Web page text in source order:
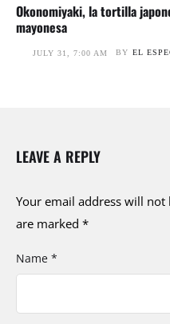
Okonomiyaki, la tortilla
mayonesa
JULY 31, 7:00 AM BY EL
LEAVE A REPLY
Your email address will not
are marked *
Name *